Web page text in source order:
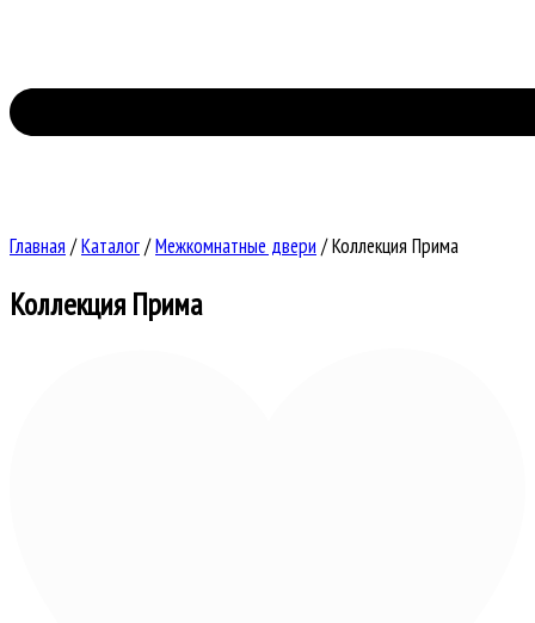
Главная /Каталог/Межкомнатные двери /Коллекция Прима
Коллекция Прима